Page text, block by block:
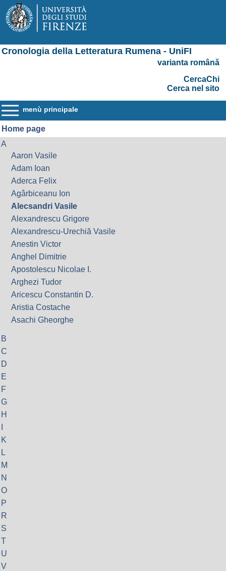
Cronologia della Letteratura Rumena - UniFI
varianta română
CercaChi
Cerca nel sito
menù principale
Home page
A
Aaron Vasile
Adam Ioan
Aderca Felix
Agârbiceanu Ion
Alecsandri Vasile
Alexandrescu Grigore
Alexandrescu-Urechiă Vasile
Anestin Victor
Anghel Dimitrie
Apostolescu Nicolae I.
Arghezi Tudor
Aricescu Constantin D.
Aristia Costache
Asachi Gheorghe
B
C
D
E
F
G
H
K
L
M
N
O
P
R
S
T
U
V